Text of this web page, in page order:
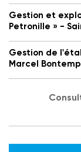
Gestion et
Petronille » -
Gestion de
Marcel